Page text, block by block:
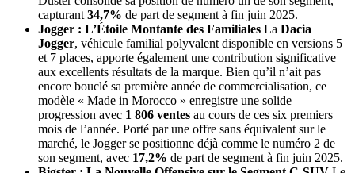
capturant 34,7% de part de segment à fin juin 2025.
Jogger : L’Étoile Montante des Familiales La Dacia
Jogger, véhicule familial polyvalent disponible en versions 5
et 7 places, apporte également une contribution significative
aux excellents résultats de la marque. Bien qu’il n’ait pas
encore bouclé sa première année de commercialisation, ce
modèle « Made in Morocco » enregistre une solide
progression avec 1 806 ventes au cours de ces six premiers
mois de l’année. Porté par une offre sans équivalent sur le
marché, le Jogger se positionne déjà comme le numéro 2 de
son segment, avec 17,2% de part de segment à fin juin 2025.